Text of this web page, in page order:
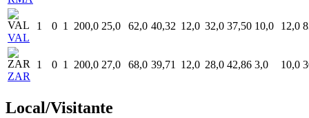
VAL
1 0 1 200,0 25,0 62,0 40,32 12,0 32,0 37,50 10,0 12,0
ZAR
1 0 1 200,0 27,0 68,0 39,71 12,0 28,0 42,86 3,0 10,0
Local/Visitante